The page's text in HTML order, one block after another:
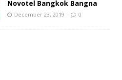
Novotel Bangkok Bangna
December 23, 2019 0